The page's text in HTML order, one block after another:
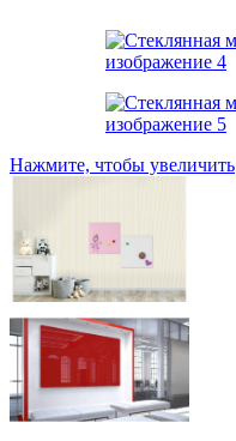
Нажмите, чтобы увеличить